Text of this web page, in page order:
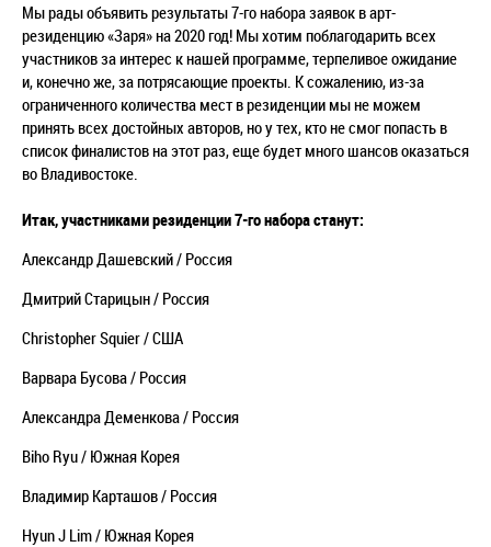
Мы рады объявить результаты 7-го набора заявок в арт-
резиденцию «Заря» на 2020 год! Мы хотим поблагодарить всех
участников за интерес к нашей программе, терпеливое ожидание
и, конечно же, за потрясающие проекты. К сожалению, из-за
ограниченного количества мест в резиденции мы не можем
принять всех достойных авторов, но у тех, кто не смог попасть в
список финалистов на этот раз, еще будет много шансов оказаться
во Владивостоке.
Итак, участниками резиденции 7-го набора станут:
АлександрДашевский/ Россия
ДмитрийСтарицын/ Россия
Christopher Squier / США
Варвара Бусова/ Россия
АлександраДеменкова/ Россия
Biho Ryu / Южная Корея
Владимир Карташов / Россия
Hyun J Lim / Южная Корея